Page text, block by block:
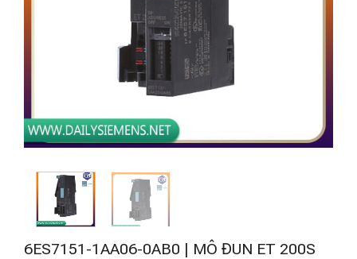
6ES7151-1AA06-0AB0 | MÔ ĐUN ET 200S